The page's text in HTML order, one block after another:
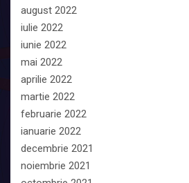
august 2022
iulie 2022
iunie 2022
mai 2022
aprilie 2022
martie 2022
februarie 2022
ianuarie 2022
decembrie 2021
noiembrie 2021